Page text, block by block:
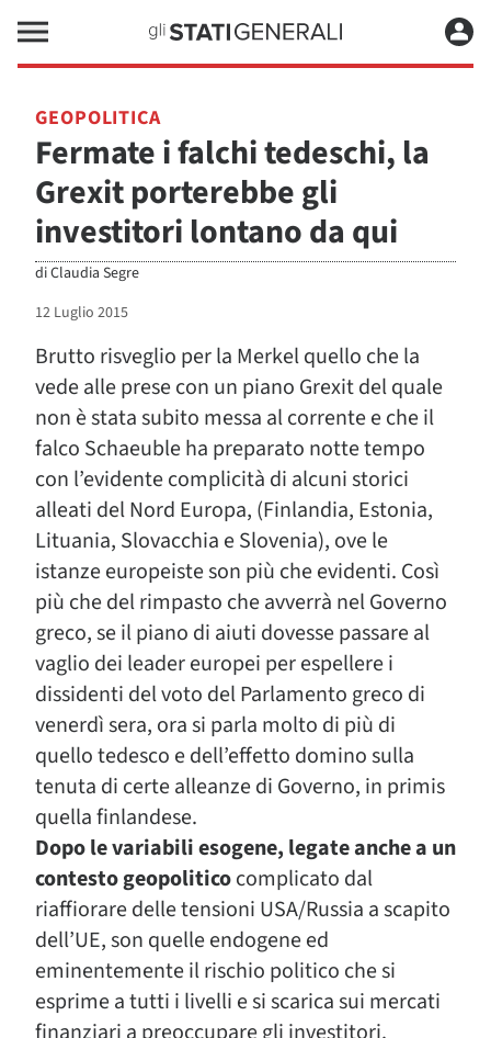
GEOPOLITICA
Fermate i falchi tedeschi, la
Grexit porterebbe gli
investitori lontano da qui
diClaudia Segre
12 Luglio 2015
Brutto risveglio per la Merkel quello che la
vede alle prese con un piano Grexit del quale
non è stata subito messa al corrente e che il
falco Schaeuble ha preparato notte tempo
con l’evidente complicità di alcuni storici
alleati del Nord Europa, (Finlandia, Estonia,
Lituania, Slovacchia e Slovenia), ove le
istanze europeiste son più che evidenti. Così
più che del rimpasto che avverrà nel Governo
greco, se il piano di aiuti dovesse passare al
vaglio dei leader europei per espellere i
dissidenti del voto del Parlamento greco di
venerdì sera, ora si parla molto di più di
quello tedesco e dell’effetto domino sulla
tenuta di certe alleanze di Governo, in primis
quella finlandese.
Dopo le variabili esogene, legate anche a un
contesto geopoliticocomplicato dal
riaffiorare delle tensioni USA/Russia a scapito
dell’UE, son quelle endogene ed
eminentemente il rischio politico che si
esprime a tutti i livelli e si scarica sui mercati